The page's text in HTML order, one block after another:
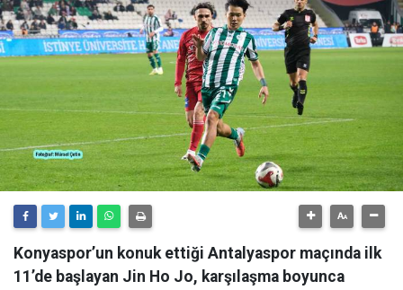
Konyaspor’un konuk ettiği Antalyaspor maçında ilk
11’de başlayan Jin Ho Jo, karşılaşma boyunca